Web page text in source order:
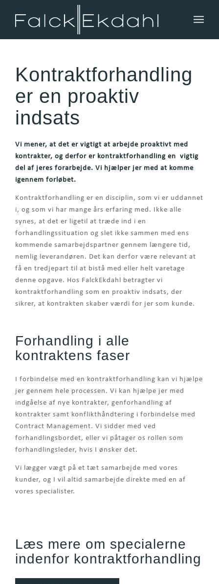
Kontraktforhandling
er en proaktiv
indsats
Vi mener, at det er vigtigt at arbejde proaktivt med
kontrakter, og derfor er kontraktforhandling en vigtig
del af jeres forarbejde. Vi hjælper jer med at komme
igennem forløbet.
Kontraktforhandling er en disciplin, som vi er uddannet
i, og som vi har mange års erfaring med. Ikke alle
synes, at det er ligetil at træde ind i en
forhandlingssituation og slet ikke sammen med ens
kommende samarbejdspartner gennem længere tid,
nemlig leverandøren. Det kan derfor være relevant at
få en tredjepart til at bistå med eller helt varetage
denne opgave. Hos FalckEkdahl betragter vi
kontraktforhandling som en proaktiv indsats, der
sikrer, at kontrakten skaber værdi for jer som kunde.
Forhandling i alle
kontraktens faser
I forbindelse med en kontraktforhandling kan vi hjælpe
jer gennem hele processen. Vi kan hjælpe jer med
indgåelse af nye kontrakter, genforhandling af
kontrakter samt konflikthåndtering i forbindelse med
Contract Management. Vi sidder med ved
forhandlingsbordet, eller vi påtager os rollen som
forhandlingsleder, hvis I ønsker det.
Vi lægger vægt på et tæt samarbejde med vores
kunder, og I vil altid samarbejde direkte med en af
vores specialister.
Læs mere om specialerne
indenfor kontraktforhandling